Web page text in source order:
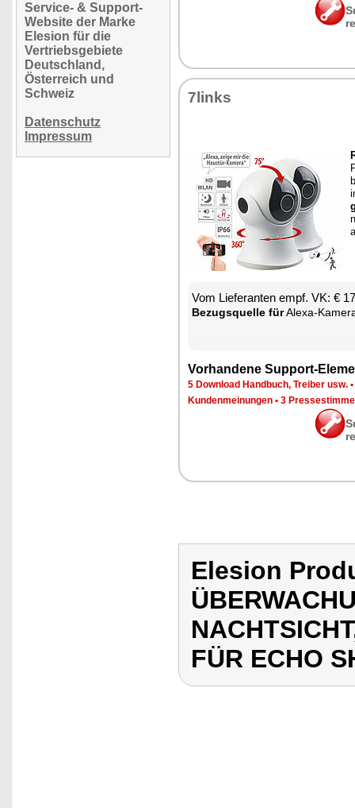
Service- & Support-
Website der Marke
Elesion für die
Vertriebsgebiete
Deutschland,
Österreich und
Schweiz
Datenschutz
Impressum
7links
Vom Lie­fe­ran­ten empf. VK: €
Be­zugs­quel­le fürAle­xa-
Vor­han­de­ne Sup­port-
5 Down­load Hand­buch, Trei­ber usw. •
Kun­den­mei­nun­gen • 3
Elesion
FÜR ECHO